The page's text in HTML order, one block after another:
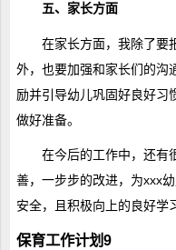
五、家长方面
在家长方面，我除了要
外，也要加强和家长们的沟
励并引导幼儿巩固好良好习
做好准备。
在今后的工作中，还有
善，一步步的改进，为xxx
安全，且积极向上的良好学
保育工作计划9